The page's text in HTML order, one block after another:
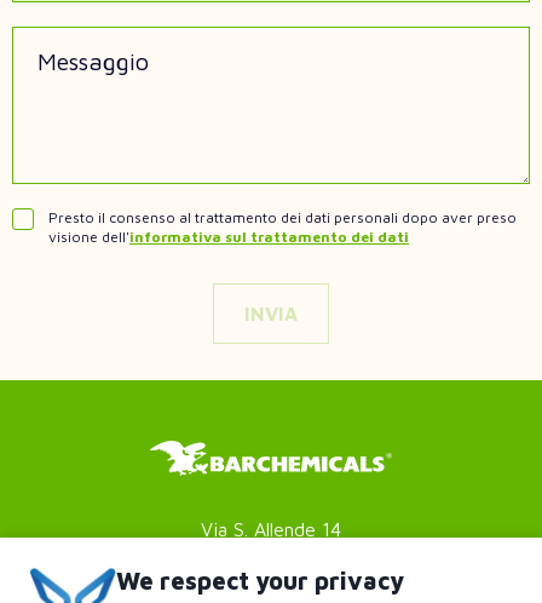
Presto il consenso al trattamento dei dati personali dopo aver preso
visione dell'informativa sul trattamento dei dati
Via S. Allende 14
41051 Castelnuovo Rangone
We respect your privacy